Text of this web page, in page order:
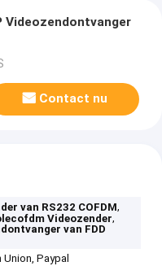
Videozendontvanger
Contact nu
van RS232 COFDM,
Videozender,
van FDD
Paypal